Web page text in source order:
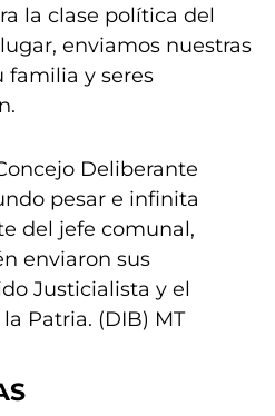
la clase política del
enviamos nuestras
familia y seres
Deliberante
pesar e infinita
del jefe comunal,
enviaron sus
Justicialista y el
Patria. (DIB) MT